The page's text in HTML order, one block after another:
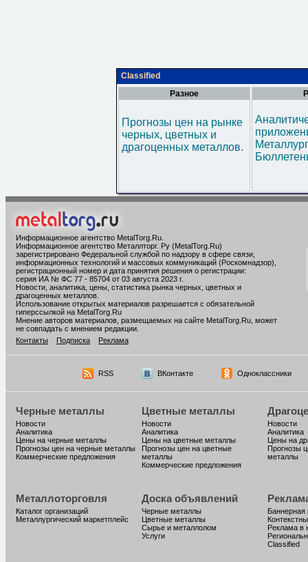
Classified
Разное
Прогнозы цен на рынке
черных, цветных и
драгоценных металлов.
Информационное агентство MetalTorg.Ru
Информационное агентство Металлторг. Ру (MetalTorg.Ru)
зарегистрировано Федеральной службой по надзору в сфере связи,
информационных технологий и массовых коммуникаций (Роскомнадзор),
регистрационный номер и дата принятия решения о регистрации:
серия ИА № ФС 77 - 85704 от 03 августа 2023 г.
Новости, аналитика, цены, статистика рынка черных, цветных и
драгоценных металлов.
Использование открытых материалов разрешается с обязательной
гиперссылкой на MetalTorg.Ru
Мнение авторов материалов, размещаемых на сайте MetalTorg.Ru, может
не совпадать с мнением редакции.
Контакты
Подписка Реклама
RSS ВКонтакте Одноклассники
Черные металлы
Новости
Аналитика
Цены на черные металлы
Прогнозы цен на черные металлы
Коммерческие предложения
Цветные металлы
Новости
Аналитика
Цены на цветные металлы
Прогнозы цен на цветные
металлы
Коммерческие предложения
Новости
Аналитика
Цены на
Прогнозы
металлы
Металлоторговля
Каталог организаций
Металлургический маркетплейс
Доска объявлений
Черные металлы
Цветные металлы
Сырье и металлолом
Услуги
Баннерная
Реклама в
Classified